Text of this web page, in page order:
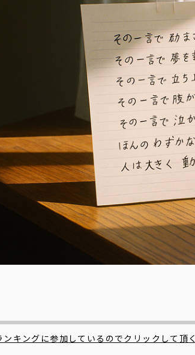
ンキングに参加しているのでクリックして頂